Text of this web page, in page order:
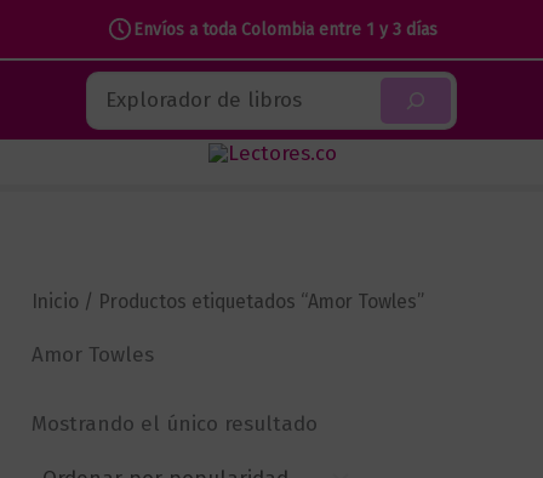
Envíos a toda Colombia entre 1 y 3 días
contenido
Buscar
Inicio / Productos etiquetados “Amor Towles”
Amor Towles
Mostrando el único resultado